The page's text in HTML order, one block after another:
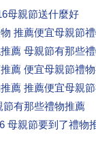
母親節送什麼好
推薦便宜母親節
薦 母親節有那些
薦 便宜母親節禮
薦 推薦便宜母親
有那些禮物推薦
母親節要到了禮物